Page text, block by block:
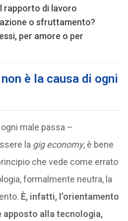
rapporto di lavoro
o sfruttamento?
per amore o per
è la causa di ogni
male passa –
la gig economy, è bene
che vede come errato
formalmente neutra, la
È, infatti, l’orientamento
apposto alla tecnologia,